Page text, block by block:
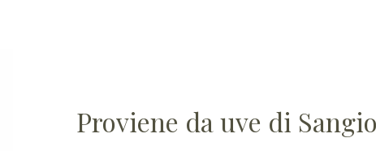
Proviene da uve di